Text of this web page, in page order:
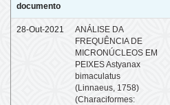
documento
28-Out-2021
ANÁLISE DA
FREQUÊNCIA DE
MICRONÚCLEOS EM
PEIXES Astyanax
bimaculatus
(Linnaeus, 1758)
(Characiformes: